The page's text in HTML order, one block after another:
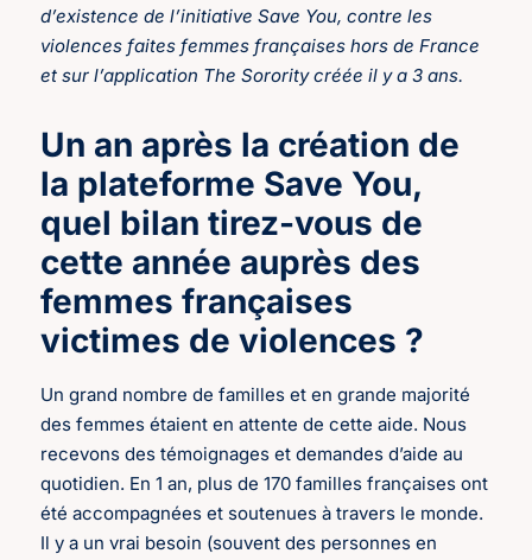
d’existence de l’initiative Save You, contre les
violences faites femmes françaises hors de France
et sur l’application The Sorority créée il y a 3 ans.
Un an après la création de
la plateforme Save You,
quel bilan tirez-vous de
cette année auprès des
femmes françaises
victimes de violences ?
Un grand nombre de familles et en grande majorité
des femmes étaient en attente de cette aide. Nous
recevons des témoignages et demandes d’aide au
quotidien. En 1 an, plus de 170 familles françaises ont
été accompagnées et soutenues à travers le monde.
Il y a un vrai besoin (souvent des personnes en